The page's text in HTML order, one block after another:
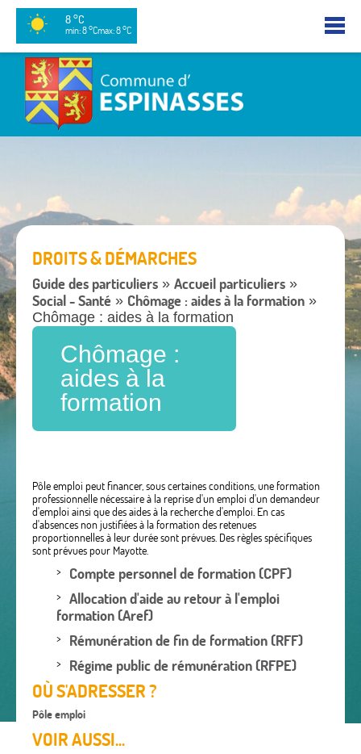
8 °C
min: 8 °Cmax: 8 °C
DROITS & DÉMARCHES
Guide des particuliers » Accueil particuliers »
Social - Santé » Chômage : aides à la formation »
Chômage : aides à la formation
Chômage :
aides à la
formation
Pôle emploi peut financer, sous certaines conditions, une formation
professionnelle nécessaire à la reprise d'un emploi d'un demandeur
d'emploi ainsi que des aides à la recherche d'emploi. En cas
d'absences non justifiées à la formation des retenues
proportionnelles à leur durée sont prévues. Des règles spécifiques
sont prévues pour Mayotte.
Compte personnel de formation (CPF)
Allocation d'aide au retour à l'emploi
formation (Aref)
Rémunération de fin de formation (RFF)
Régime public de rémunération (RFPE)
OÙ S'ADRESSER ?
Pôle emploi
VOIR AUSSI...